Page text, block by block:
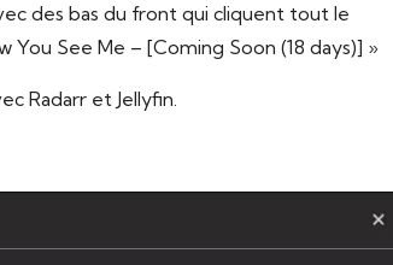
des bas du front qui cliquent tout le
You See Me – [Coming Soon (18 days)] »
Radarr et Jellyfin.